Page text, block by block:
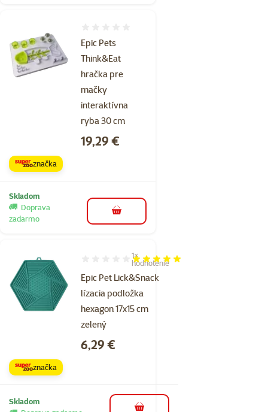
Epic Pets
Think&Eat
hračka pre
mačky
interaktívna
ryba 30 cm
Cena
19,29 €
značka
Skladom
Doprava
zadarmo
do košíka
Epic Pet Lick&Snack
lízacia podložka
hexagon 17x15 cm
zelený
Hodnotenie 100%, počet hodnotení: 1
1×
hodnotenie
Cena
6,29 €
značka
Skladom